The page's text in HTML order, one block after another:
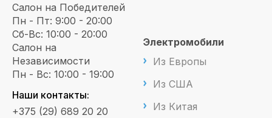
Салон на Победителей
Пн - Пт: 9:00 - 20:00
Сб-Вс: 10:00 - 20:00
Салон на
Независимости
Пн - Вс: 10:00 - 19:00
Наши контакты:
+375 (29) 689 20 20
Электромобили
Из Европы
Из США
Из Китая